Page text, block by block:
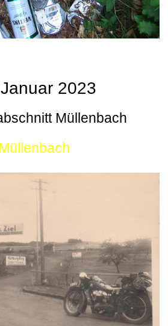
2023
Müllenbach